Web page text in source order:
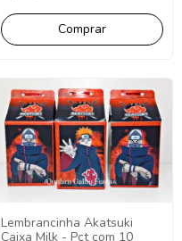
Lembrancinha Akatsuki
Caixa Milk - Pct com 10